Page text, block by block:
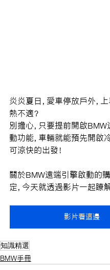
炎炎夏日，愛車停放戶外，
熱不適？
別擔心，只要提前開啟
動功能，車輛就能預先開啟冷
可涼快的出發！
關於BMW遠端引擎啟動的
定，今天就透過影片一起瞭解
影片看這邊
知識精選
BMW手冊